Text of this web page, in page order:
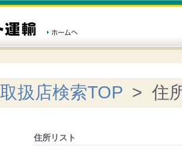
扱店検索TOP > 住
住所リスト